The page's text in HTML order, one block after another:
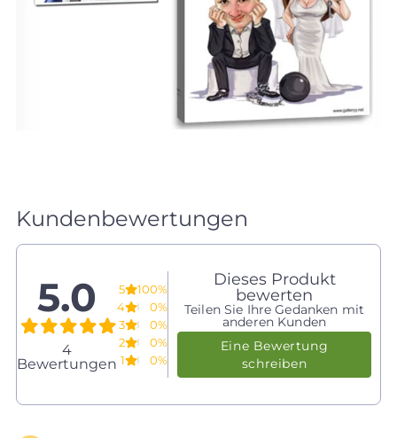
Kundenbewertungen
5.0
4
Bewertungen
5
100%
4
0%
3
0%
2
0%
1
0%
Dieses Produkt
bewerten
Teilen Sie Ihre Gedanken mit
anderen Kunden
Eine Bewertung
schreiben